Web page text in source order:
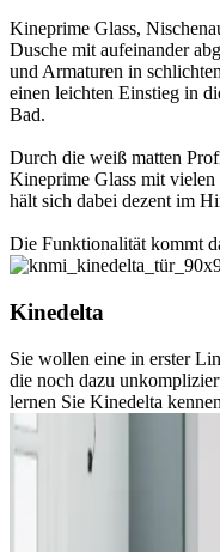
Kineprime Glass,
Dusche mit aufeinander
und Armaturen in
einen leichten Einstieg in
Bad.
Durch die weiß matten
Kineprime Glass mit
hält sich dabei dezent im
Die Funktionalität kommt
Kinedelta
Sie wollen eine in erster
die noch dazu
lernen Sie Kinedelta